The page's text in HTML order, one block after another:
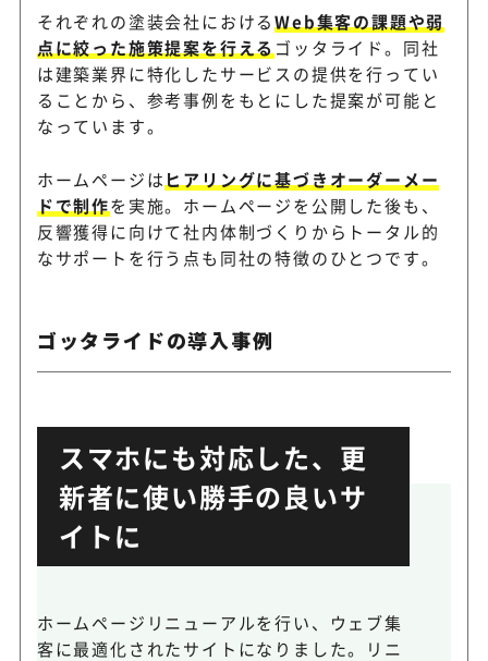
それぞれの塗装会社におけるWeb集客の課題や弱
点に絞った施策提案を行える ゴッタライド。同社
は建築業界に特化したサービスの提供を行ってい
ることから、参考事例をもとにした提案が可能と
なっています。
ホームページは ヒアリングに基づきオーダーメー
ドで制作を実施。ホームページを公開した後も、
反響獲得に向けて社内体制づくりからトータル的
なサポートを行う点も同社の特徴のひとつです。
ゴッタライドの導入事例
スマホにも対応した、更
新者に使い勝手の良いサ
イトに
ホームページリニューアルを行い、ウェブ集
客に最適化されたサイトになりました。リニ